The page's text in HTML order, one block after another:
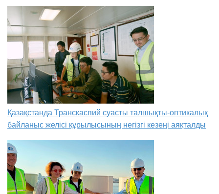
Қазақстанда Транскаспий суасты талшықты-оптикалық
байланыс желісі құрылысының негізгі кезеңі аяқталды